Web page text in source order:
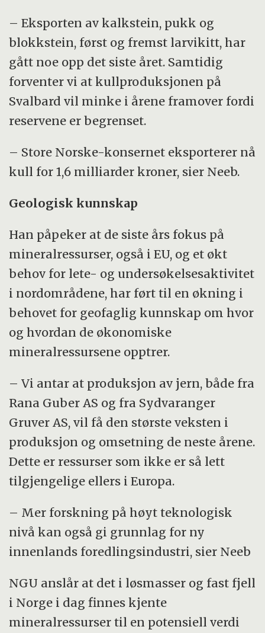
– Eksporten av kalkstein, pukk og
blokkstein, først og fremst larvikitt, har
gått noe opp det siste året. Samtidig
forventer vi at kullproduksjonen på
Svalbard vil minke i årene framover fordi
reservene er begrenset.
– Store Norske-konsernet eksporterer nå
kull for 1,6 milliarder kroner, sier Neeb.
Geologisk kunnskap
Han påpeker at de siste års fokus på
mineralressurser, også i EU, og et økt
behov for lete- og undersøkelsesaktivitet
i nordområdene, har ført til en økning i
behovet for geofaglig kunnskap om hvor
og hvordan de økonomiske
mineralressursene opptrer.
– Vi antar at produksjon av jern, både fra
Rana Guber AS og fra Sydvaranger
Gruver AS, vil få den største veksten i
produksjon og omsetning de neste årene.
Dette er ressurser som ikke er så lett
tilgjengelige ellers i Europa.
– Mer forskning på høyt teknologisk
nivå kan også gi grunnlag for ny
innenlands foredlingsindustri, sier Neeb
NGU anslår at det i løsmasser og fast fjell
i Norge i dag finnes kjente
mineralressurser til en potensiell verdi